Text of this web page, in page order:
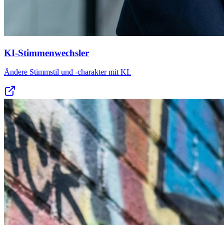
KI-Stimmenwechsler
Ändere Stimmstil und -charakter mit KI.